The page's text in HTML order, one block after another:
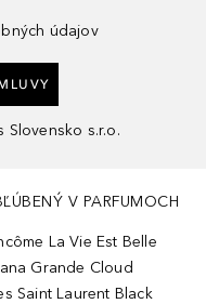
údajov
Slovensko s.r.o.
V PARFUMOCH
La Vie Est Belle
Grande Cloud
Saint Laurent Black